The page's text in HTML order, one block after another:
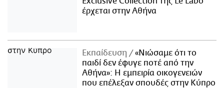
έρχεται στην Αθήνα
Εκπαίδευση
«Νιώσαμε ότι το
παιδί δεν έφυγε ποτέ από την
Αθήνα»: Η εμπειρία οικογενειών
που επέλεξαν σπουδές στην Κύπρο